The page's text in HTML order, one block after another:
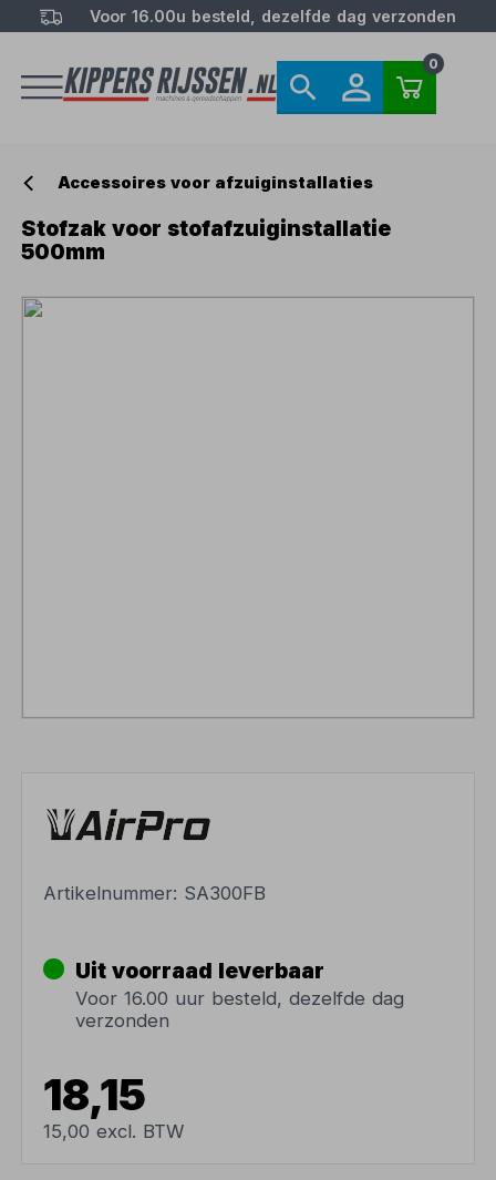
Voor 16.00u besteld, dezelfde dag verzonden
0
Accessoires voor afzuiginstallaties
Stofzak voor stofafzuiginstallatie
500mm
Artikelnummer: SA300FB
Uit voorraad leverbaar
Voor 16.00 uur besteld, dezelfde dag
verzonden
18,15
15,00 excl. BTW